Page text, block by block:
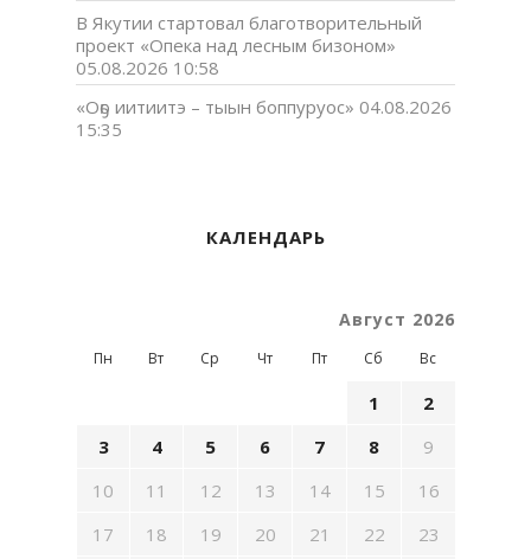
В Якутии стартовал благотворительный
проект «Опека над лесным бизоном»
05.08.2026 10:58
«Оҕо иитиитэ – тыын боппуруос» 04.08.2026
15:35
КАЛЕНДАРЬ
Август 2026
Пн Вт Ср Чт Пт Сб Вс
1
2
3
4 5 6 7 8
9
10
11 12 13 14 15
16
17
18 19 20 21 22
23